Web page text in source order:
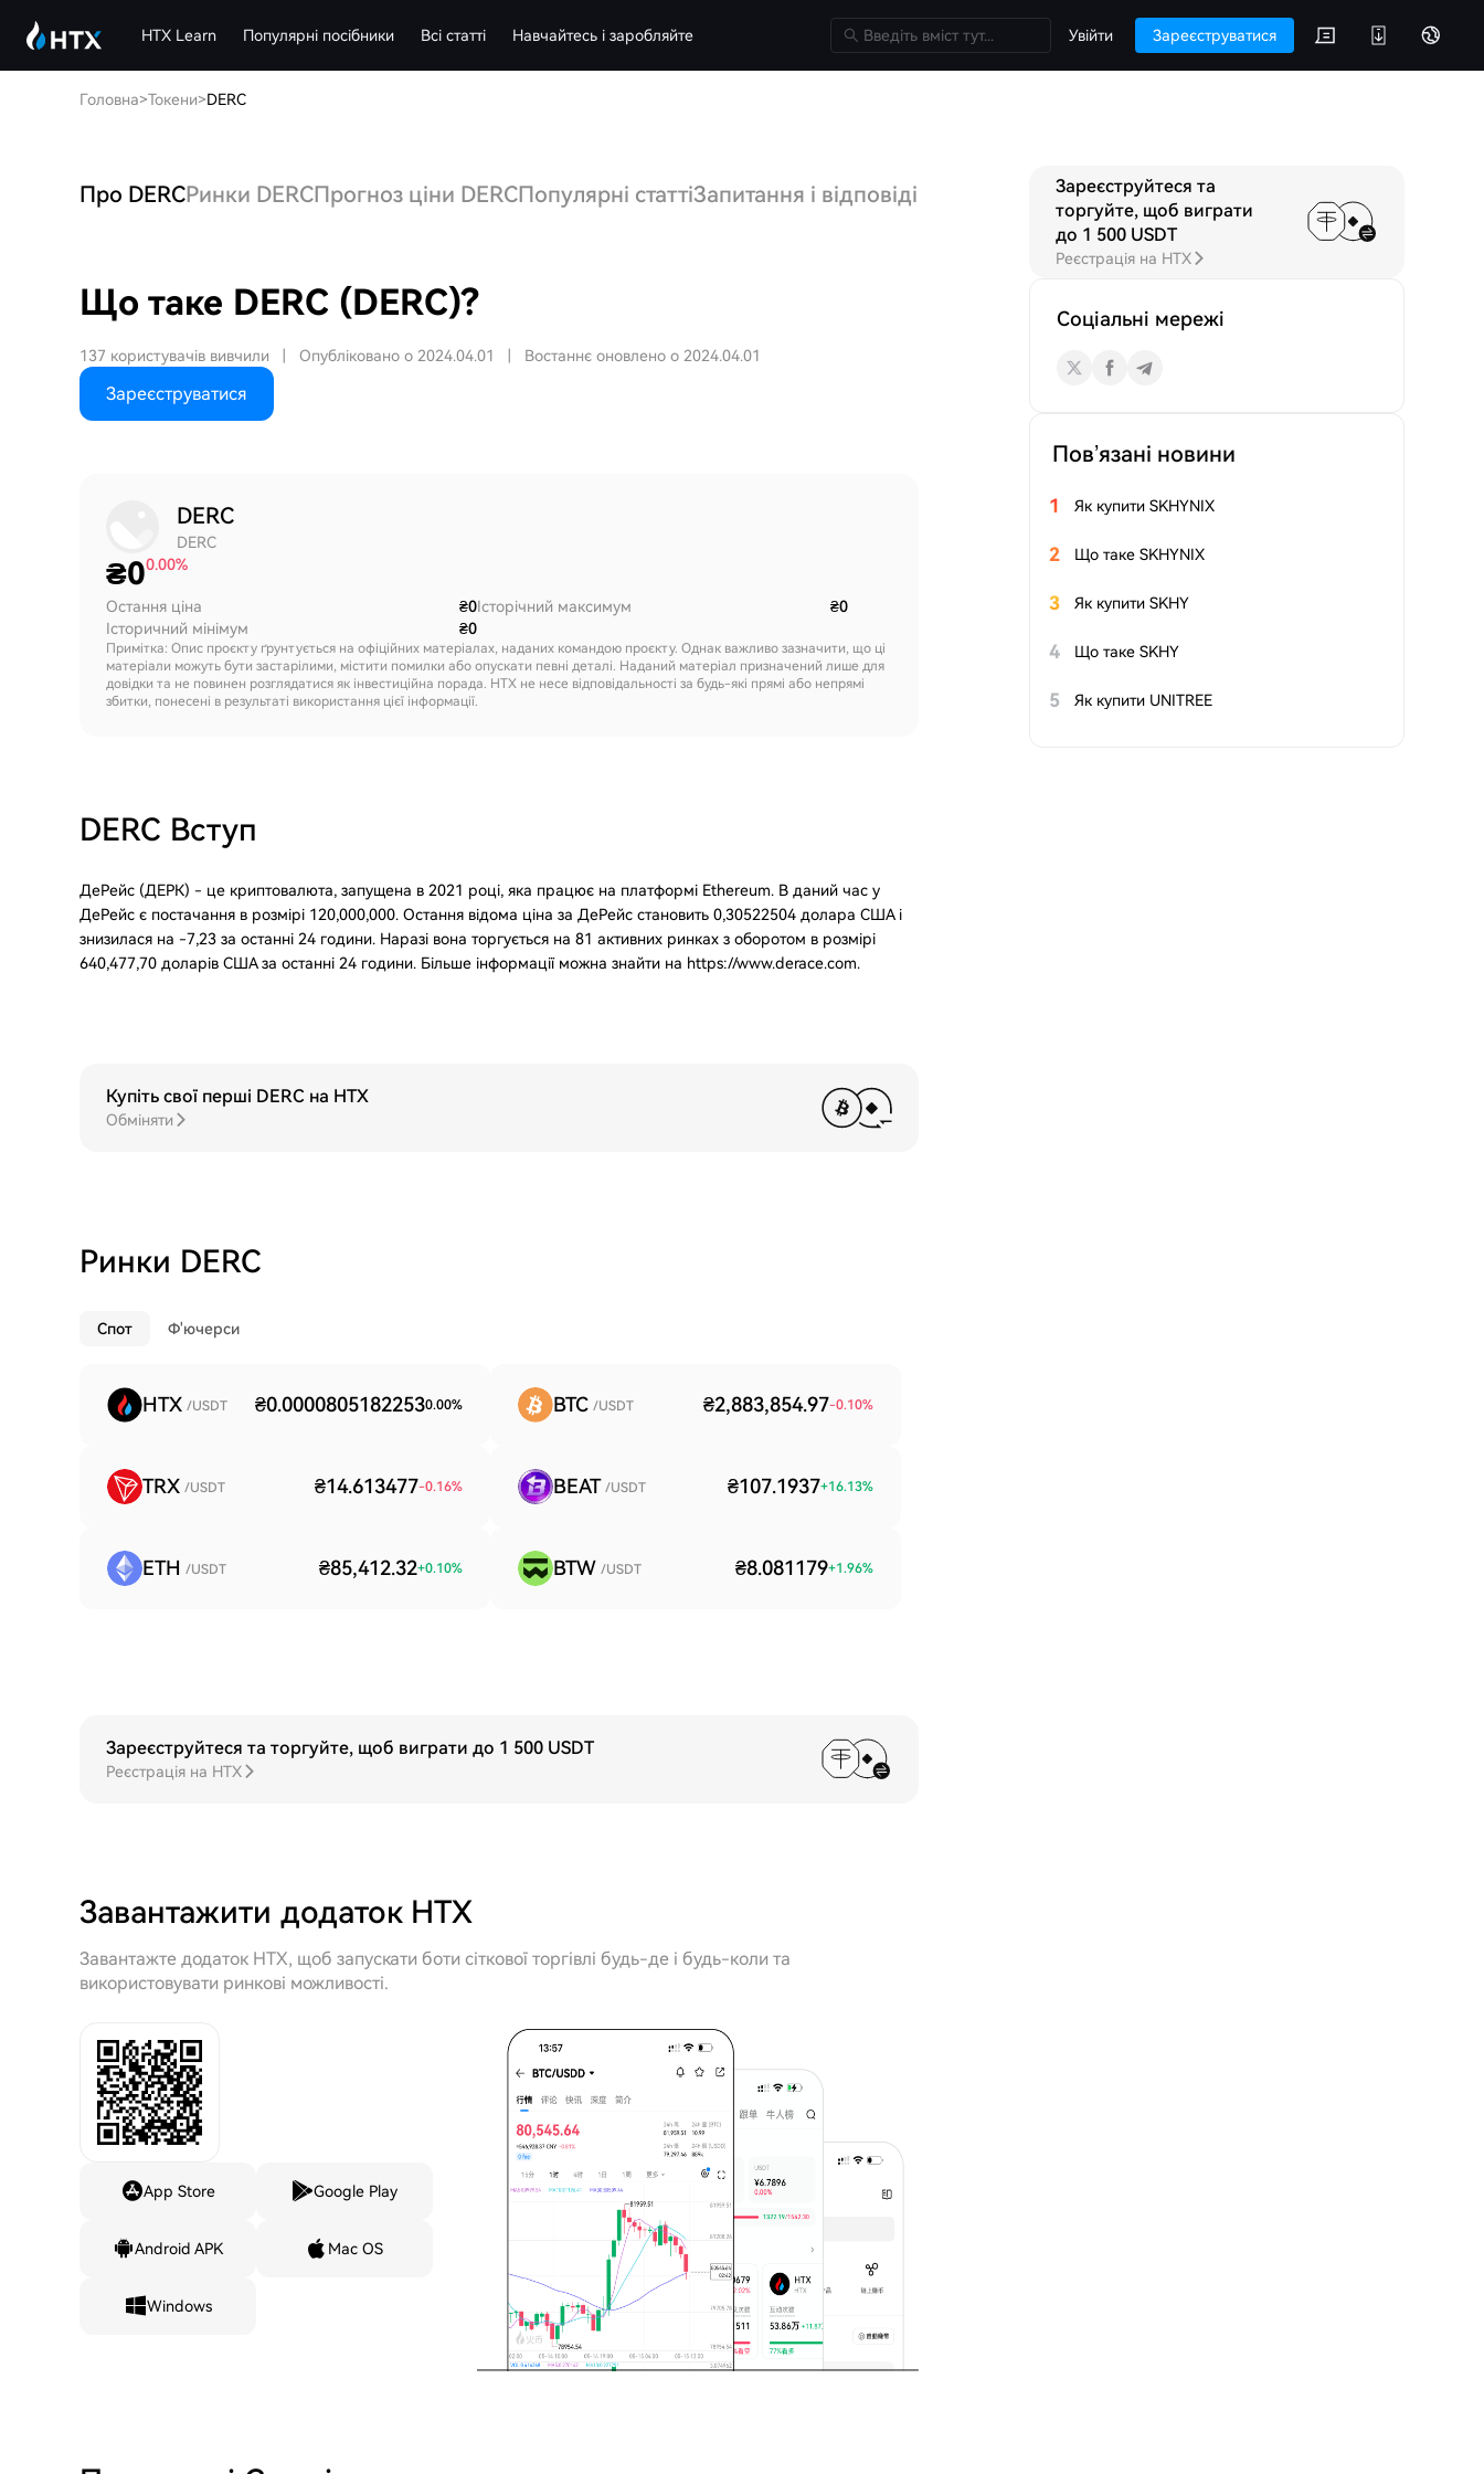
HTX Learn Популярні посібники Всі статті Навчайтесь і заробляйте Увійти Зареєструватися
Головна>Токени>DERC
Про DERCРинки DERCПрогноз ціни DERCПопулярні статтіЗапитання і відповіді щодо DERC Обговорення
Що таке DERC (DERC)?
137 користувачів вивчили Опубліковано о 2024.04.01 Востаннє оновлено о 2024.04.01
Зареєструватися
DERC
DERC
₴00.00%
Остання ціна
₴0
Історичний мінімум
₴0
Історічний максимум ₴0
Примітка: Опис проєкту ґрунтується на офіційних матеріалах, наданих командою проєкту. Однак важливо зазначити, що ці
матеріали можуть бути застарілими, містити помилки або опускати певні деталі. Наданий матеріал призначений лише для
довідки та не повинен розглядатися як інвестиційна порада. HTX не несе відповідальності за будь-які прямі або непрямі
збитки, понесені в результаті використання цієї інформації.
DERC Вступ
ДеРейс (ДЕРК) - це криптовалюта, запущена в 2021 році, яка працює на платформі Ethereum. В даний час у
ДеРейс є постачання в розмірі 120,000,000. Остання відома ціна за ДеРейс становить 0,30522504 долара США і
знизилася на -7,23 за останні 24 години. Наразі вона торгується на 81 активних ринках з оборотом в розмірі
640,477,70 доларів США за останні 24 години. Більше інформації можна знайти на https://www.derace.com.
Купіть свої перші DERC на HTX
Обміняти
Ринки DERC
Спот Ф'ючерси
HTX /USDT ₴0.00008051822530.00% BTC /USDT ₴2,883,854.97-0.10%
TRX /USDT ₴14.613477-0.16% BEAT /USDT ₴107.1937+16.13%
ETH /USDT ₴85,412.32+0.10% BTW /USDT ₴8.081179+1.96%
Зареєструйтеся та торгуйте, щоб виграти до 1 500 USDT
Реєстрація на HTX
Завантажити додаток HTX
Завантажте додаток HTX, щоб запускати боти сіткової торгівлі будь-де і будь-коли та
використовувати ринкові можливості.
App Store Google Play
Android APK Mac OS
Windows
Зареєструйтеся та
торгуйте, щоб виграти
до 1 500 USDT
Реєстрація на HTX
Соціальні мережі
Пов’язані новини
1 Як купити SKHYNIX
2 Що таке SKHYNIX
3 Як купити SKHY
4 Що таке SKHY
5 Як купити UNITREE